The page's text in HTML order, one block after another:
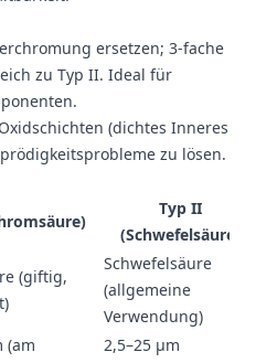
ersetzen; 3-fache
zu Typ II. Ideal für
(dichtes Inneres
zu lösen.
Typ II
(Schwefelsäure)
(giftig,
Schwefelsäure
(allgemeine
Verwendung)
(am
2,5–25 μm